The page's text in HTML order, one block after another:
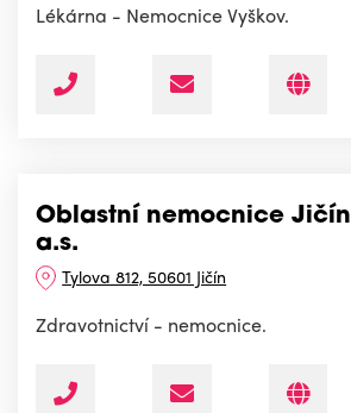
Lékárna - Nemocnice Vyškov.
Oblastní nemocnice Jičín
a.s.
Tylova 812, 50601 Jičín
Zdravotnictví - nemocnice.